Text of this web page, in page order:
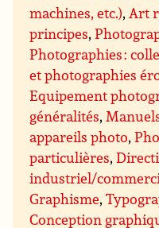
machines, etc.),Art
principes,
Photographies :
et photographies
Equipement
généralités,
appareils photo,
particulières,
industriel/
Graphisme,
Conception